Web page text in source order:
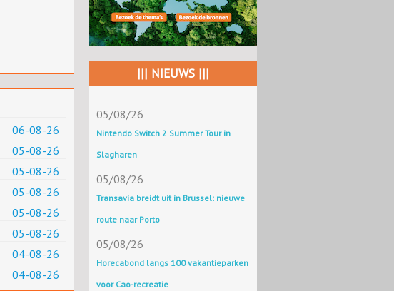
06-08-26
05-08-26
05-08-26
05-08-26
05-08-26
05-08-26
04-08-26
04-08-26
||| NIEUWS |||
05/08/26
Nintendo Switch 2 Summer Tour in
Slagharen
05/08/26
Transavia breidt uit in Brussel: nieuwe
route naar Porto
05/08/26
Horecabond langs 100 vakantieparken
voor Cao-recreatie